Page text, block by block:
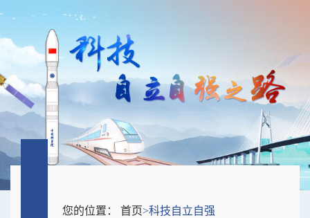
您的位置： 首页>科技自立自强